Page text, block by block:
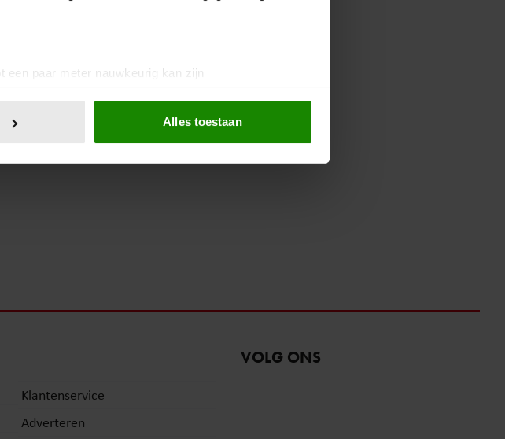
een paar meter nauwkeurig kan zijn
eigenschappen (fingerprinting)
om functies voor social media te bieden en om ons
Alles toestaan
Klantenservice
Adverteren
VOLG ONS